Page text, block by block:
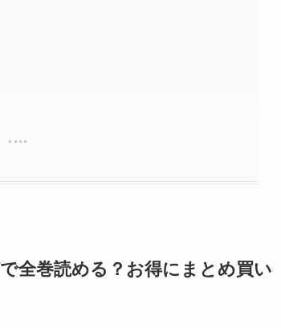
全巻読める？お得にまとめ買い